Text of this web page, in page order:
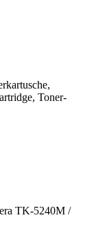
Toner-
TK-5240M /